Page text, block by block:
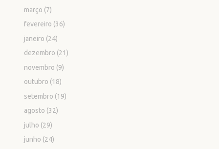
março (7)
fevereiro (36)
janeiro (24)
dezembro (21)
novembro (9)
outubro (18)
setembro (19)
agosto (32)
julho (29)
junho (24)